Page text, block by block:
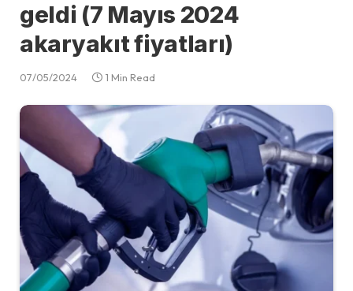
geldi (7 Mayıs 2024
akaryakıt fiyatları)
07/05/2024 1 Min Read